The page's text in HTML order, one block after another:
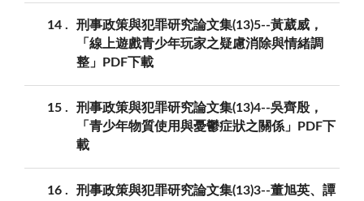
14
刑事政策與犯罪研究論文集(13)5--黃葳威，
「線上遊戲青少年玩家之疑慮消除與情緒調
整」PDF下載
15
刑事政策與犯罪研究論文集(13)4--吳齊殷，
「青少年物質使用與憂鬱症狀之關係」PDF下
載
16
刑事政策與犯罪研究論文集(13)3--董旭英、譚